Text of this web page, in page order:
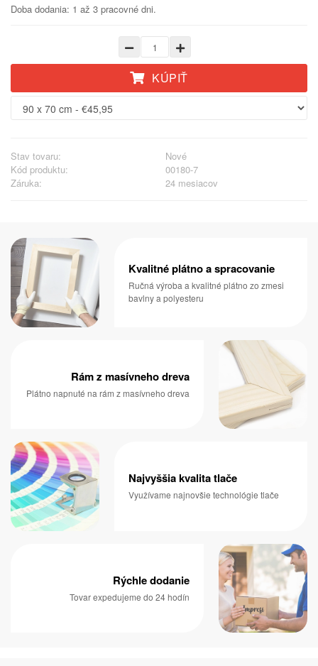
Doba dodania: 1 až 3 pracovné dni.
KÚPIŤ
Stav tovaru:
Nové
Kód produktu:
00180-7
Záruka:
24 mesiacov
Kvalitné plátno a spracovanie
Ručná výroba a kvalitné plátno zo zmesi
bavlny a polyesteru
Rám z masívneho dreva
Plátno napnuté na rám z masívneho dreva
Najvyššia kvalita tlače
Využívame najnovšie technológie tlače
Rýchle dodanie
Tovar expedujeme do 24 hodín